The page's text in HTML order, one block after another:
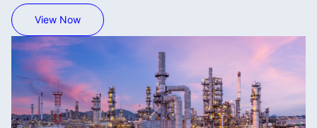
View Now